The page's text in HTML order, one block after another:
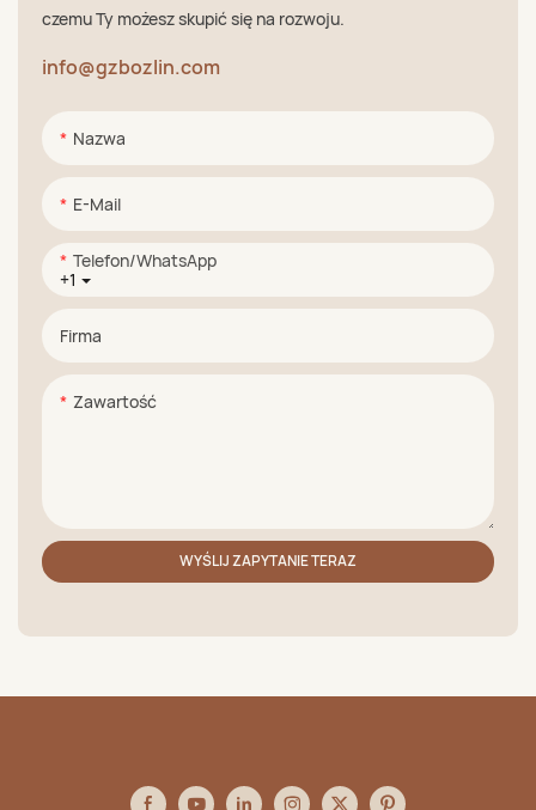
czemu Ty możesz skupić się na rozwoju.
info@gzbozlin.com
Nazwa
E-Mail
+1
Telefon/WhatsApp
Firma
Zawartość
WYŚLIJ ZAPYTANIE TERAZ